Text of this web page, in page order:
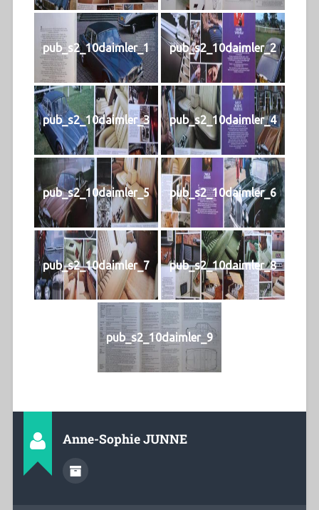
pub_s2_10daimler_1 pub_s2_10daimler_2
pub_s2_10daimler_3 pub_s2_10daimler_4
pub_s2_10daimler_5 pub_s2_10daimler_6
pub_s2_10daimler_7 pub_s2_10daimler_8
pub_s2_10daimler_9
Anne-Sophie JUNNE